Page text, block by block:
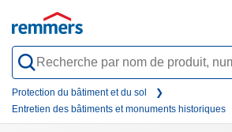
search
form
Protection du bâtiment et du sol
Entretien des bâtiments et monuments historiques